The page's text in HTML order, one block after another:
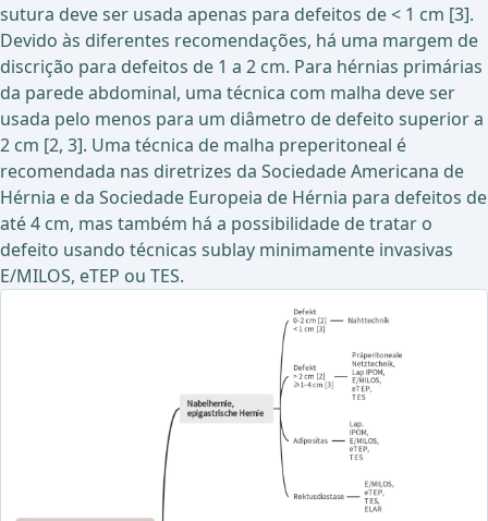
sutura deve ser usada apenas para defeitos de < 1 cm [3].
Devido às diferentes recomendações, há uma margem de
discrição para defeitos de 1 a 2 cm. Para hérnias primárias
da parede abdominal, uma técnica com malha deve ser
usada pelo menos para um diâmetro de defeito superior a
2 cm [2, 3]. Uma técnica de malha preperitoneal é
recomendada nas diretrizes da Sociedade Americana de
Hérnia e da Sociedade Europeia de Hérnia para defeitos de
até 4 cm, mas também há a possibilidade de tratar o
defeito usando técnicas sublay minimamente invasivas
E/MILOS, eTEP ou TES.